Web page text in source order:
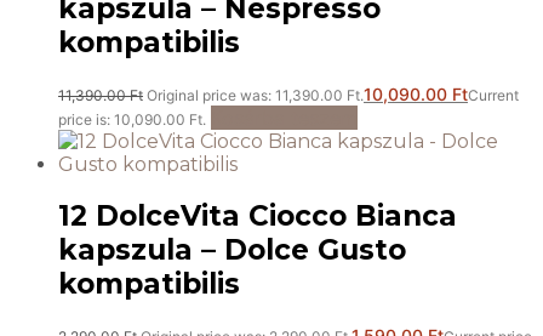
kapszula – Nespresso
kompatibilis
11,390.00Ft Original price was: 11,390.00 Ft.10,090.00 FtCurrent
price is: 10,090.00 Ft.
12 DolceVita Ciocco Bianca
kapszula – Dolce Gusto
kompatibilis